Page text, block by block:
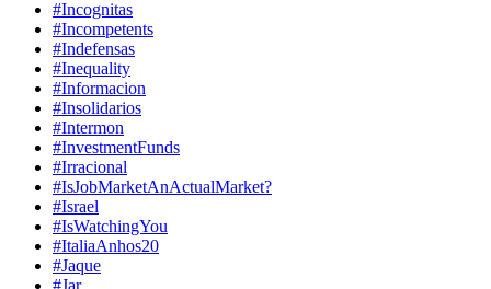
#Incognitas
#Incompetents
#Indefensas
#Inequality
#Informacion
#Insolidarios
#Intermon
#InvestmentFunds
#Irracional
#IsJobMarketAnActualMarket?
#Israel
#IsWatchingYou
#ItaliaAnhos20
#Jaque